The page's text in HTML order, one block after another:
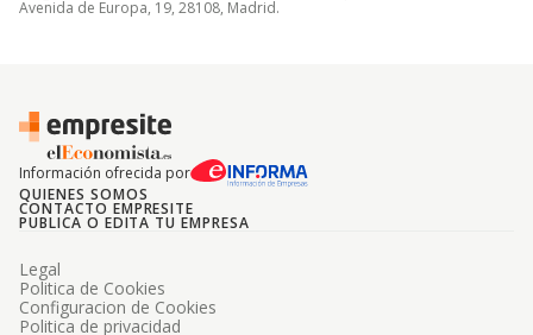
Avenida de Europa, 19, 28108, Madrid.
Información ofrecida por
QUIENES SOMOS
CONTACTO EMPRESITE
PUBLICA O EDITA TU EMPRESA
Legal
Politica de Cookies
Configuracion de Cookies
Politica de privacidad